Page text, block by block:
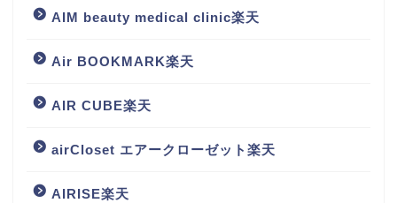
AIM beauty medical clinic楽天
Air BOOKMARK楽天
AIR CUBE楽天
airCloset エアークローゼット楽天
AIRISE楽天